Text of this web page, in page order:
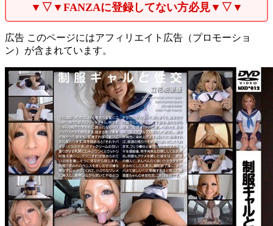
▼▽▼FANZAに登録してない方必見▼▽▼
広告 このページにはアフィリエイト広告（プロモーショ
ン）が含まれています。